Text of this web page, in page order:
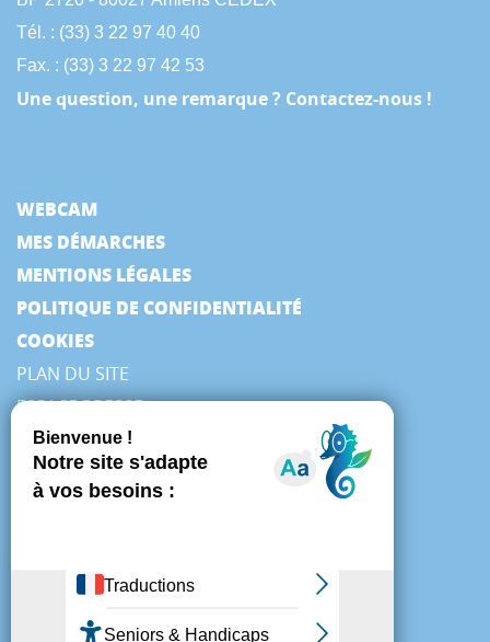
Tél. : (33) 3 22 97 40 40
Fax. : (33) 3 22 97 42 53
Une question, une remarque ? Contactez-nous !
WEBCAM
MES DÉMARCHES
MENTIONS LÉGALES
POLITIQUE DE CONFIDENTIALITÉ
COOKIES
PLAN DU SITE
ESPACE PRESSE